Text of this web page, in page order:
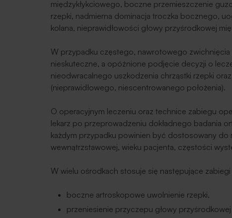
międzykłykciowego, boczne przemieszczenie
rzepki, nadmierna dominacja troczka bocznego,
kolana, nieprawidłowości głowy przyśrodkowej
W przypadku częstego, nawrotowego
nieskuteczne, a opóźnione podjęcie decyzji o
nieodwracalnego uszkodzenia chrząstki rzepki
(nieprawidłowego, niescentrowanego położenia).
O operacyjnym leczeniu oraz technice zabiegu
lekarz po przeprowadzeniu dokładnego badania
każdym przypadku powinien być dostosowany
wewnątrzstawowej, wieku pacjenta, częstości
W wielu ośrodkach stosuje się następujące
boczne artroskopowe uwolnienie rzepki,
przeniesienie przyczepu głowy